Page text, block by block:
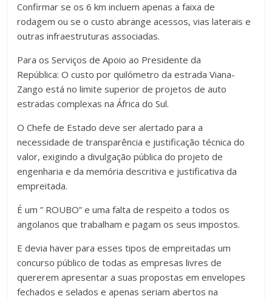
Confirmar se os 6 km incluem apenas a faixa de
rodagem ou se o custo abrange acessos, vias laterais e
outras infraestruturas associadas.
Para os Serviços de Apoio ao Presidente da
República: O custo por quilómetro da estrada Viana-
Zango está no limite superior de projetos de auto
estradas complexas na África do Sul.
O Chefe de Estado deve ser alertado para a
necessidade de transparência e justificação técnica do
valor, exigindo a divulgação pública do projeto de
engenharia e da memória descritiva e justificativa da
empreitada.
É um ” ROUBO” e uma falta de respeito a todos os
angolanos que trabalham e pagam os seus impostos.
E devia haver para esses tipos de empreitadas um
concurso público de todas as empresas livres de
quererem apresentar a suas propostas em envelopes
fechados e selados e apenas seriam abertos na